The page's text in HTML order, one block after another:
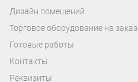
Дизайн помещений
Торговое оборудование на заказ
Готовые работы
Контакты
Реквизиты